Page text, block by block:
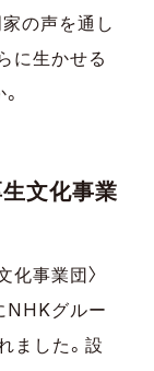
の声を通し
に生かせる
文化事業
化事業団〉
NHKグルー
ました。設